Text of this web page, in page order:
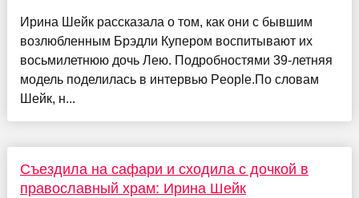
Ирина Шейк рассказала о том, как они с бывшим
возлюбленным Брэдли Купером воспитывают их
восьмилетнюю дочь Лею. Подробностями 39-летняя
модель поделилась в интервью People.По словам
Шейк, н...
Съездила на сафари и сходила с дочкой в
православный храм: Ирина Шейк